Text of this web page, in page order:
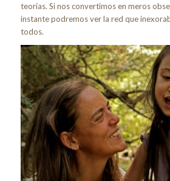
teorías. Si nos convertimos en meros
instante podremos ver la red que
todos.